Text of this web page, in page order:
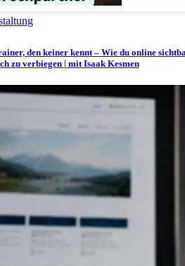
den keiner kennt – Wie du online
zu verbiegen | mit Isaak Kesmen